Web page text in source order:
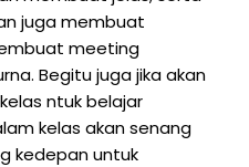
juga membuat
meeting
Begitu juga jika akan
ntuk belajar
kelas akan senang
kedepan untuk